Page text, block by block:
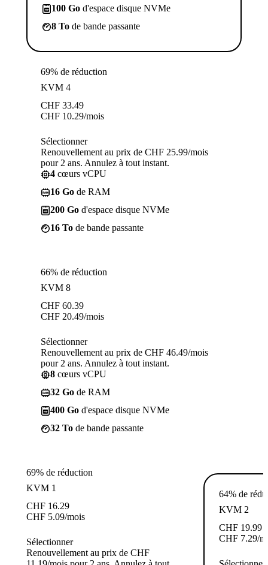
100 Go d'espace disque NVMe
8 To de bande passante
69% de réduction
KVM 4
CHF 33.49
CHF 10.29/mois
Sélectionner
Renouvellement au prix de CHF 25.99/mois
pour 2 ans. Annulez à tout instant.
4 cœurs vCPU
16 Go de RAM
200 Go d'espace disque NVMe
16 To de bande passante
66% de réduction
KVM 8
CHF 60.39
CHF 20.49/mois
Sélectionner
Renouvellement au prix de CHF 46.49/mois
pour 2 ans. Annulez à tout instant.
8 cœurs vCPU
32 Go de RAM
400 Go d'espace disque NVMe
32 To de bande passante
69% de réduction
KVM 1
CHF 16.29
CHF 5.09/mois
Sélectionner
Renouvellement au prix de CHF
64% de
KVM 2
CHF 19.99
CHF 7.29/